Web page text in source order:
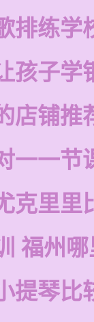
排练学
孩子学
店铺推
一一节
克里里
福州
提琴比